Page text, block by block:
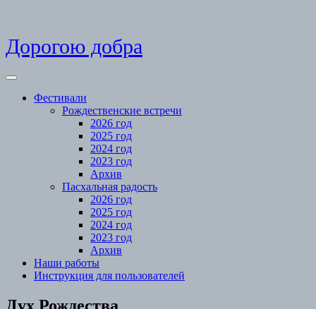
Skip
to
Дорогою добра
Open
Фестивали
Рождественские встречи
2026 год
2025 год
2024 год
2023 год
Архив
Пасхальная радость
2026 год
2025 год
2024 год
2023 год
Архив
Наши работы
Инструкция для пользователей
Close